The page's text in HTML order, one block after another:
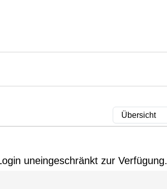
uneingeschränkt zur Verfügung.